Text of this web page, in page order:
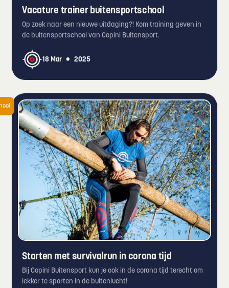
Vacature trainer buitensportschool
Op zoek naar een nieuwe uitdaging?! Kom training geven in
de buitensportschool van Copini Buitensport.
18 Mar • 2025
Starten met survivalrun in corona tijd
Bij Copini Buitensport kun je ook in de corona tijd terecht om
lekker te sporten in de buitenlucht!